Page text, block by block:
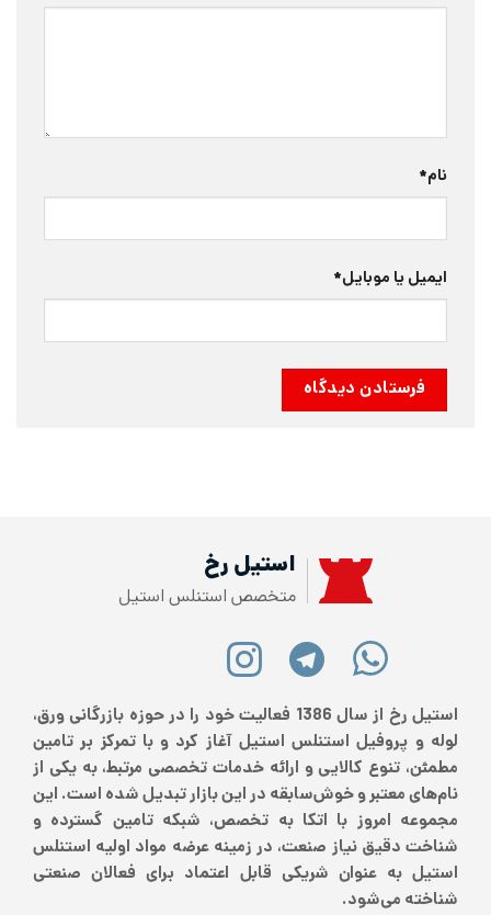
نام*
ایمیل یا موبایل*
استیل رخ
متخصص استنلس استیل
استیل رخ از سال 1386 فعالیت خود را در حوزه بازرگانی ورق،
لوله و پروفیل استنلس استیل آغاز کرد و با تمرکز بر تامین
مطمئن، تنوع کالایی و ارائه خدمات تخصصی مرتبط، به یکی از
نام‌های معتبر و خوش‌سابقه در این بازار تبدیل شده است. این
مجموعه امروز با اتکا به تخصص، شبکه تامین گسترده و
شناخت دقیق نیاز صنعت، در زمینه عرضه مواد اولیه استنلس
استیل به عنوان شریکی قابل اعتماد برای فعالان صنعتی
شناخته می‌شود.